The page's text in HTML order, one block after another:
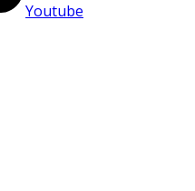
Youtube